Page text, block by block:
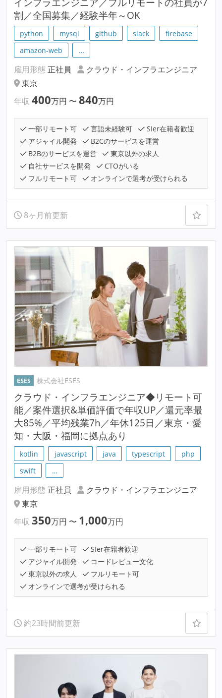
割／全国募集／経験半年～OK
python mysql github slack
firebase
amazon-web
…
雇用形態 正社員
クラウド・インフラエンジニア
東京
年収 400万円 〜 840万円
一部リモート可 言語未経験可
SIer在籍者歓迎
アジャイル開発
B2Cのサービスを運営
B2Bのサービスを運営
東京以外の求人
自社サービスを開発
CTOがいる
フルリモート可
オンラインで選考が受けられる
8ヶ月前更新
株式会社ESES
クラウド・インフラエンジニア◆リモート可
能／案件選択&単価評価で年収UP／還元率最
大85%／平均残業7h／年休125日／東京・愛
知・大阪・福岡に拠点あり
kotlin javascript java typescript
php
swift
…
雇用形態 正社員
クラウド・インフラエンジニア
東京
年収 350万円 〜 1,000万円
一部リモート可
SIer在籍者歓迎
アジャイル開発
コードレビュー文化
東京以外の求人
フルリモート可
オンラインで選考が受けられる
約23時間前更新